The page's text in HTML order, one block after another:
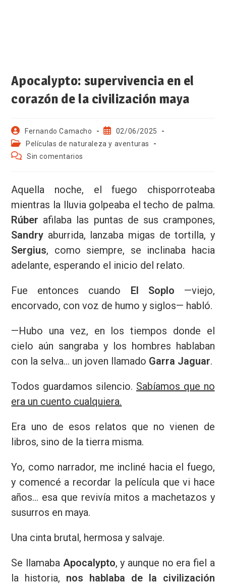
Apocalypto: supervivencia en el
corazón de la civilización maya
Fernando Camacho
02/06/2025
Películas de naturaleza y aventuras
Sin comentarios
Aquella noche, el fuego chisporroteaba
mientras la lluvia golpeaba el techo de palma.
Rúber afilaba las puntas de sus crampones,
Sandry aburrida, lanzaba migas de tortilla, y
Sergius, como siempre, se inclinaba hacia
adelante, esperando el inicio del relato.
Fue entonces cuando El Soplo —viejo,
encorvado, con voz de humo y siglos— habló.
—Hubo una vez, en los tiempos donde el
cielo aún sangraba y los hombres hablaban
con la selva… un joven llamado Garra Jaguar.
Todos guardamos silencio. Sabíamos que no
era un cuento cualquiera.
Era uno de esos relatos que no vienen de
libros, sino de la tierra misma.
Yo, como narrador, me incliné hacia el fuego,
y comencé a recordar la película que vi hace
años… esa que revivía mitos a machetazos y
susurros en maya.
Una cinta brutal, hermosa y salvaje.
Se llamaba Apocalypto, y aunque no era fiel a
la historia, nos hablaba de la civilización